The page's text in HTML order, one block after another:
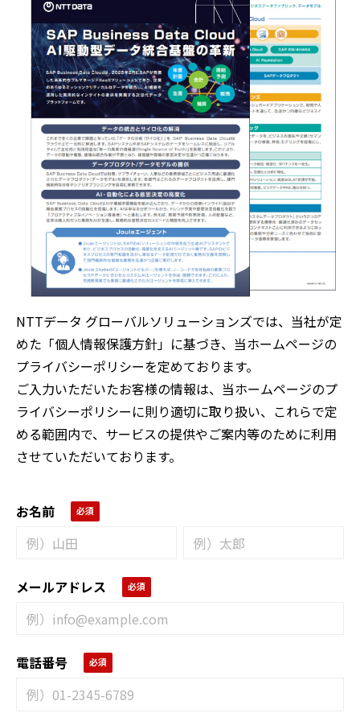
NTTデータ グローバルソリューションズでは、当社が定
めた「個人情報保護方針」に基づき、当ホームページの
プライバシーポリシーを定めております。
ご入力いただいたお客様の情報は、当ホームページのプ
ライバシーポリシーに則り適切に取り扱い、これらで定
める範囲内で、サービスの提供やご案内等のために利用
させていただいております。
お名前
メールアドレス
電話番号